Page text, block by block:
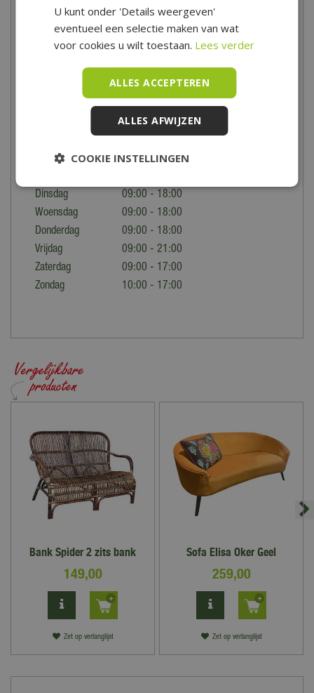
Openingstijden van de showroom
Tuincentrum De Boet is gelegen in het hart van Noord-Holland,
centraal in een driehoek tussen Hoorn, Schagen en Alkmaar.
Voor de precieze locatie en speciale openingstijden bekijk je
Dinsdag
09:00 - 18:00
Woensdag
09:00 - 18:00
Donderdag
09:00 - 18:00
Vrijdag
09:00 - 21:00
Zaterdag
09:00 - 17:00
Zondag
10:00 - 17:00
Bank Spider 2 zits bank
149,00
Zet op verlanglijst
Sofa Elisa Oker Geel
259,00
Zet op verlanglijst
U kunt onder 'Details weergeven'
eventueel een selectie maken van wat
voor cookies u wilt toestaan. Lees verder
ALLES ACCEPTEREN
ALLES AFWIJZEN
COOKIE INSTELLINGEN